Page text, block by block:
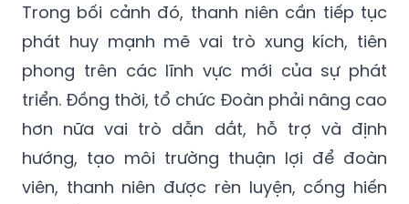
Trong bối cảnh đó, thanh niên cần tiếp tục
phát huy mạnh mẽ vai trò xung kích, tiên
phong trên các lĩnh vực mới của sự phát
triển. Đồng thời, tổ chức Đoàn phải nâng cao
hơn nữa vai trò dẫn dắt, hỗ trợ và định
hướng, tạo môi trường thuận lợi để đoàn
viên, thanh niên được rèn luyện, cống hiến